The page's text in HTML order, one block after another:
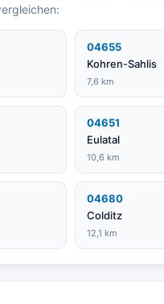
04655
Kohren-Sahlis
7,6 km
04651
Eulatal
10,6 km
04680
Colditz
12,1 km